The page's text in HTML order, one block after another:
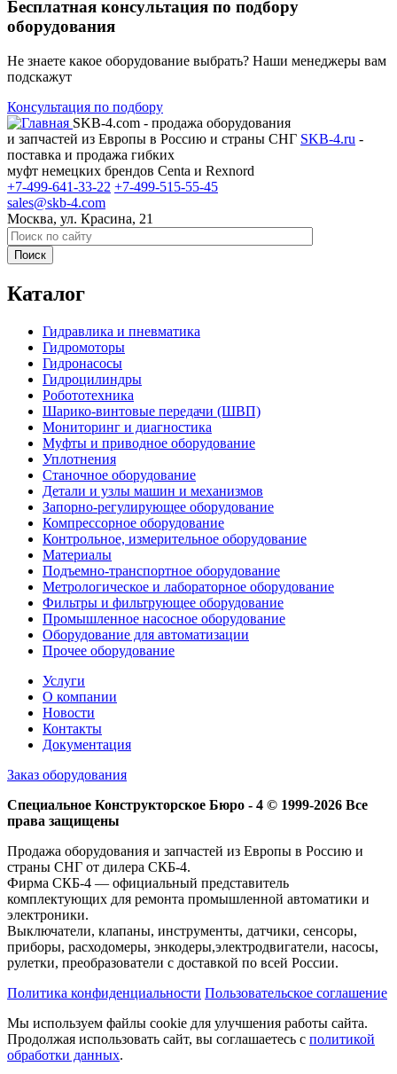
Бесплатная консультация по подбору
оборудования
Не знаете какое оборудование выбрать? Наши менеджеры вам
подскажут
Консультация по подбору
SKB-4.com - продажа оборудования
и запчастей из Европы в Россию и страны СНГ SKB-4.ru -
поставка и продажа гибких
муфт немецких брендов Centa и Rexnord
+7-499-641-33-22 +7-499-515-55-45
sales@skb-4.com
Москва, ул. Красина, 21
Каталог
Гидравлика и пневматика
Гидромоторы
Гидронасосы
Гидроцилиндры
Робототехника
Шарико-винтовые передачи (ШВП)
Мониторинг и диагностика
Муфты и приводное оборудование
Уплотнения
Станочное оборудование
Детали и узлы машин и механизмов
Запорно-регулирующее оборудование
Компрессорное оборудование
Контрольное, измерительное оборудование
Материалы
Подъемно-транспортное оборудование
Метрологическое и лабораторное оборудование
Фильтры и фильтрующее оборудование
Промышленное насосное оборудование
Оборудование для автоматизации
Прочее оборудование
Услуги
О компании
Новости
Контакты
Документация
Заказ оборудования
Специальное Конструкторское Бюро - 4 © 1999-2026 Все
права защищены
Продажа оборудования и запчастей из Европы в Россию и
страны СНГ от дилера СКБ-4.
Фирма СКБ-4 — официальный представитель
комплектующих для ремонта промышленной автоматики и
электроники.
Выключатели, клапаны, инструменты, датчики, сенсоры,
приборы, расходомеры, энкодеры,электродвигатели, насосы,
рулетки, преобразователи с доставкой по всей России.
Политика конфиденциальности Пользовательское соглашение
Мы используем файлы cookie для улучшения работы сайта.
Продолжая использовать сайт, вы соглашаетесь с политикой
обработки данных.